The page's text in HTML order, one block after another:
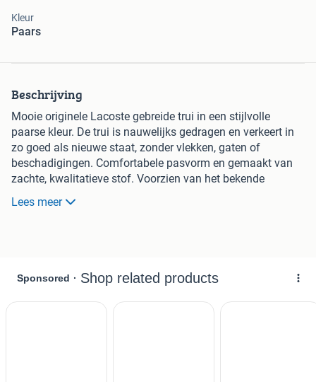
Kleur
Paars
Beschrijving
Mooie originele Lacoste gebreide trui in een stijlvolle
paarse kleur. De trui is nauwelijks gedragen en verkeert in
zo goed als nieuwe staat, zonder vlekken, gaten of
beschadigingen. Comfortabele pasvorm en gemaakt van
zachte, kwalitatieve stof. Voorzien van het bekende
Lacoste-logo op de borst.
Bij interesse gerust een bericht sturen!
Lees meer